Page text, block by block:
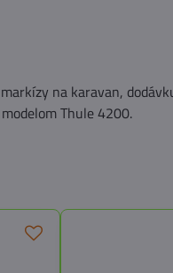
na karavan,
Thule 4200.